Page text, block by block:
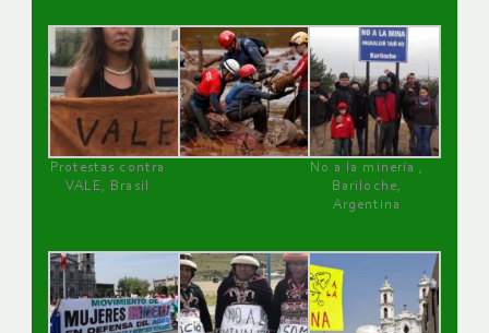
Protestas contra
VALE, Brasil
No a la minería ,
Bariloche,
Argentina